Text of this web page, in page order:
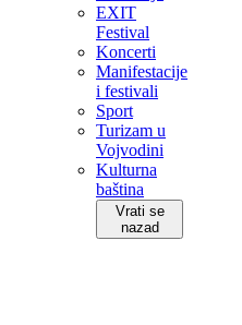
EXIT
Festival
Koncerti
Manifestacije
i festivali
Sport
Turizam u
Vojvodini
Kulturna
baština
Vrati se
nazad